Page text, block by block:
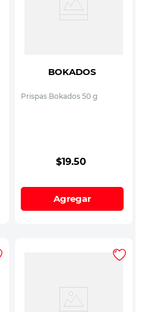
BOKADOS
Prispas Bokados 50 g
$19.50
Agregar